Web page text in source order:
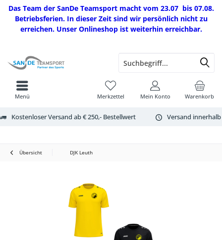
Das Team der SanDe Teamsport macht vom 23.07 bis 07.08.
Betriebsferien. In dieser Zeit sind wir persönlich nicht zu
erreichen. Unser Onlineshop ist weiterhin erreichbar.
Kostenloser Versand ab € 250,- Bestellwert Versand
Warenkorb
Merkzettel Mein Konto
Menü
Übersicht DJK Leuth